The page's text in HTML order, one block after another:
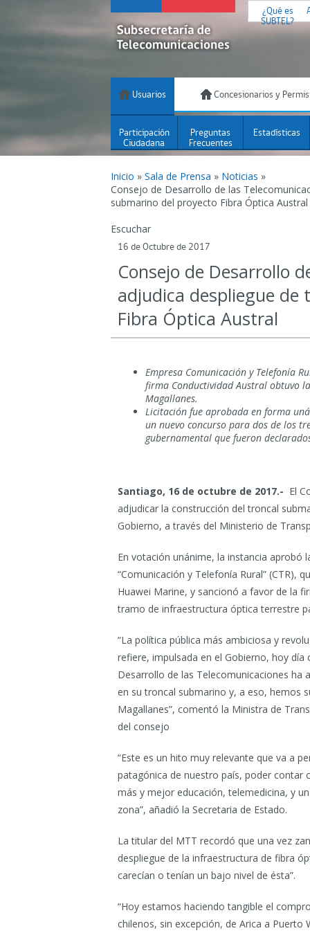
¿Qué es
SUBTEL?
Usuarios Concesionarios y
Participación
Ciudadana
Preguntas
Frecuentes
Estadísticas
Inicio » Sala de Prensa » Noticias »
Consejo de Desarrollo de las
submarino del proyecto Fibra Óptica Austral
Escuchar
16 de Octubre de 2017
Consejo de Desarrollo
adjudica despliegue
Fibra Óptica Austral
Empresa Comunicación y Telefonía
firma Conductividad Austral obtuvo
Magallanes.
Licitación fue aprobada en forma
un nuevo concurso para dos de los
gubernamental que fueron
Santiago, 16 de octubre de 2017.- El
adjudicar la construcción del troncal
Gobierno, a través del Ministerio de
En votación unánime, la instancia aprobó
“Comunicación y Telefonía Rural” (CTR),
Huawei Marine, y sancionó a favor de la
tramo de infraestructura óptica terrestre
“La política pública más ambiciosa y
refiere, impulsada en el Gobierno, hoy
Desarrollo de las Telecomunicaciones ha
en su troncal submarino y, a eso, hemos
Magallanes”, comentó la Ministra de
del consejo
“Este es un hito muy relevante que va a
patagónica de nuestro país, poder contar
más y mejor educación, telemedicina, y
zona”, añadió la Secretaria de Estado.
La titular del MTT recordó que una vez
despliegue de la infraestructura de fibra
carecían o tenían un bajo nivel de ésta”.
“Hoy estamos haciendo tangible el
chilenos, sin excepción, de Arica a Puerto